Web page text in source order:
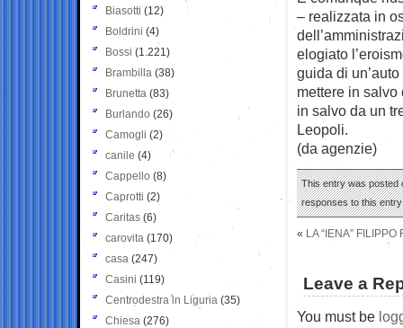
– realizzata in
elogiato
guida di
mettere in salvo
in salvo da un
Leopoli.
(da agenzie)
This entry was posted
responses to this
« LA “IENA”
Leave a
You must be
Biasotti (12)
Boldrini (4)
Bossi (1.221)
Brambilla (38)
Brunetta (83)
Burlando (26)
Camogli (2)
canile (4)
Cappello (8)
Caprotti (2)
Caritas (6)
carovita (170)
casa (247)
Casini (119)
Centrodestra in Liguria (35)
Chiesa (276)